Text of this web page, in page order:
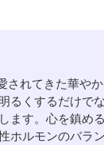
されてきた華や
るくするだけで
ます。心を鎮め
ホルモンのバラ